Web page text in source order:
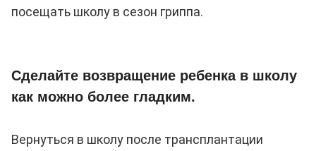
посещать школу в сезон гриппа.
Сделайте возвращение ребенка в школу
как можно более гладким.
Вернуться в школу после трансплантации